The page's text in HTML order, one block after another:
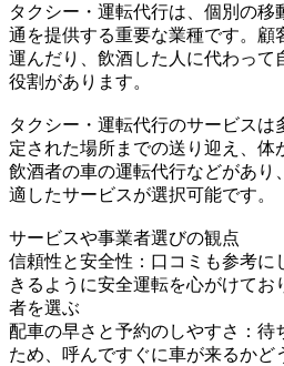
タクシー・運転代行は、個別の移
通を提供する重要な業種です。顧
運んだり、飲酒した人に代わって
役割があります。
タクシー・運転代行のサービス
定された場所までの送り迎え、体
飲酒者の車の運転代行などがあり
適したサービスが選択可能です。
サービスや事業者選びの観点
信頼性と安全性：口コミも参考に
きるように安全運転を心がけてお
者を選ぶ
配車の早さと予約のしやすさ：待
ため、呼んですぐに車が来るかど